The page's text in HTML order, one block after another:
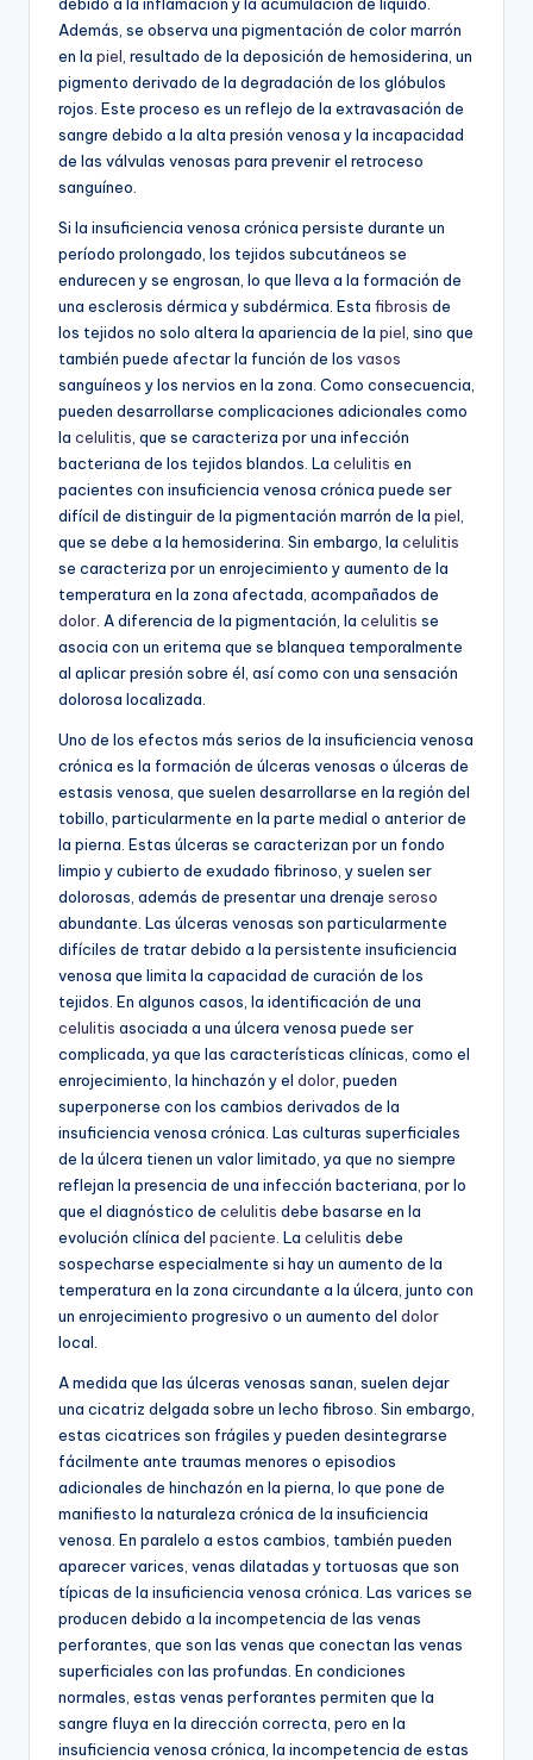
Además, se observa una pigmentación de color marrón
en la piel , resultado de la deposición de hemosiderina, un
pigmento derivado de la degradación de los glóbulos
rojos. Este proceso es un reflejo de la extravasación de
sangre debido a la alta presión venosa y la incapacidad
de las válvulas venosas para prevenir el retroceso
sanguíneo.
Si la insuficiencia venosa crónica persiste durante un
período prolongado, los tejidos subcutáneos se
endurecen y se engrosan, lo que lleva a la formación de
una esclerosis dérmica y subdérmica. Esta fibrosis de
los tejidos no solo altera la apariencia de la piel , sino que
también puede afectar la función de los vasos
sanguíneos y los nervios en la zona. Como consecuencia,
pueden desarrollarse complicaciones adicionales como
la celulitis , que se caracteriza por una infección
bacteriana de los tejidos blandos. La celulitis en
pacientes con insuficiencia venosa crónica puede ser
difícil de distinguir de la pigmentación marrón de la piel
que se debe a la hemosiderina. Sin embargo, la celulitis
se caracteriza por un enrojecimiento y aumento de la
temperatura en la zona afectada, acompañados de
dolor . A diferencia de la pigmentación, la celulitis se
asocia con un eritema que se blanquea temporalmente
al aplicar presión sobre él, así como con una sensación
dolorosa localizada.
Uno de los efectos más serios de la insuficiencia venosa
crónica es la formación de úlceras venosas o úlceras de
estasis venosa, que suelen desarrollarse en la región del
tobillo, particularmente en la parte medial o anterior de
la pierna. Estas úlceras se caracterizan por un fondo
limpio y cubierto de exudado fibrinoso, y suelen ser
dolorosas, además de presentar una drenaje seroso
abundante. Las úlceras venosas son particularmente
difíciles de tratar debido a la persistente insuficiencia
venosa que limita la capacidad de curación de los
tejidos. En algunos casos, la identificación de una
celulitis asociada a una úlcera venosa puede ser
complicada, ya que las características clínicas, como el
enrojecimiento, la hinchazón y el dolor , pueden
superponerse con los cambios derivados de la
insuficiencia venosa crónica. Las culturas superficiales
de la úlcera tienen un valor limitado, ya que no siempre
reflejan la presencia de una infección bacteriana, por lo
que el diagnóstico de celulitis debe basarse en la
evolución clínica del paciente . La celulitis debe
sospecharse especialmente si hay un aumento de la
temperatura en la zona circundante a la úlcera, junto con
un enrojecimiento progresivo o un aumento del dolor
local.
A medida que las úlceras venosas sanan, suelen dejar
una cicatriz delgada sobre un lecho fibroso. Sin embargo,
estas cicatrices son frágiles y pueden desintegrarse
fácilmente ante traumas menores o episodios
adicionales de hinchazón en la pierna, lo que pone de
manifiesto la naturaleza crónica de la insuficiencia
venosa. En paralelo a estos cambios, también pueden
aparecer varices, venas dilatadas y tortuosas que son
típicas de la insuficiencia venosa crónica. Las varices se
producen debido a la incompetencia de las venas
perforantes, que son las venas que conectan las venas
superficiales con las profundas. En condiciones
normales, estas venas perforantes permiten que la
sangre fluya en la dirección correcta, pero en la
insuficiencia venosa crónica, la incompetencia de estas